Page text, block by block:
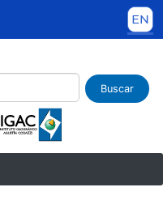
Buscar
Imagen interna